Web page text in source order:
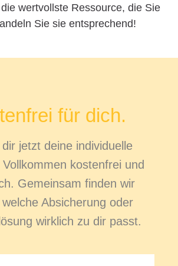
wertvollste Ressource, die Sie
Sie sie entsprechend!
für dich.
jetzt deine individuelle
kostenfrei und
Gemeinsam finden wir
Absicherung oder
wirklich zu dir passt.